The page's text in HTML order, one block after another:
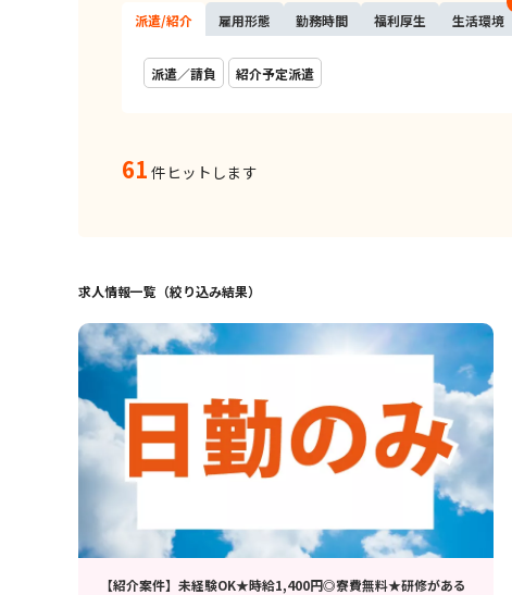
派遣/紹介 雇用形態 勤務時間 福利厚生 生活環境
派遣／請負 紹介予定派遣
61 件ヒットします
求人情報一覧（絞り込み結果）
【紹介案件】未経験OK★時給1,400円◎寮費無料★研修がある